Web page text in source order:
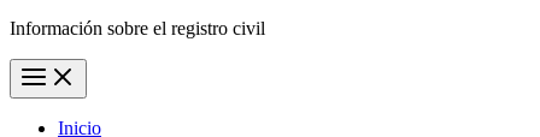
Información sobre el registro civil
Inicio